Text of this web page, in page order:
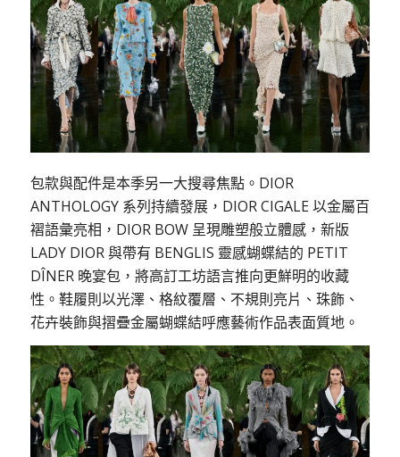
包款與配件是本季另一大搜尋焦點。DIOR
ANTHOLOGY 系列持續發展，DIOR CIGALE 以金屬百
褶語彙亮相，DIOR BOW 呈現雕塑般立體感，新版
LADY DIOR 與帶有 BENGLIS 靈感蝴蝶結的 PETIT
DÎNER 晚宴包，將高訂工坊語言推向更鮮明的收藏
性。鞋履則以光澤、格紋覆層、不規則亮片、珠飾、
花卉裝飾與摺疊金屬蝴蝶結呼應藝術作品表面質地。